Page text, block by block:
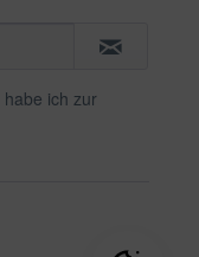
habe ich zur